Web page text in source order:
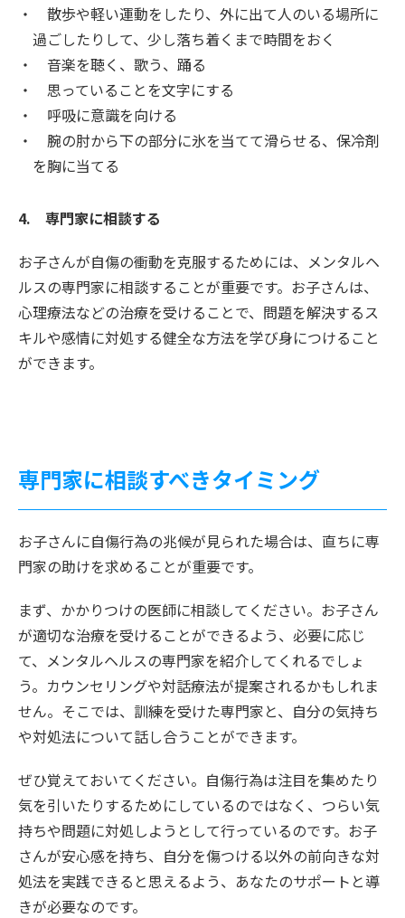
散歩や軽い運動をしたり、外に出て人のいる場所に
過ごしたりして、少し落ち着くまで時間をおく
音楽を聴く、歌う、踊る
思っていることを文字にする
呼吸に意識を向ける
腕の肘から下の部分に氷を当てて滑らせる、保冷剤
を胸に当てる
4. 専門家に相談する
お子さんが自傷の衝動を克服するためには、メンタルヘ
ルスの専門家に相談することが重要です。お子さんは、
心理療法などの治療を受けることで、問題を解決するス
キルや感情に対処する健全な方法を学び身につけること
ができます。
専門家に相談すべきタイミング
お子さんに自傷行為の兆候が見られた場合は、直ちに専
門家の助けを求めることが重要です。
まず、かかりつけの医師に相談してください。お子さん
が適切な治療を受けることができるよう、必要に応じ
て、メンタルヘルスの専門家を紹介してくれるでしょ
う。カウンセリングや対話療法が提案されるかもしれま
せん。そこでは、訓練を受けた専門家と、自分の気持ち
や対処法について話し合うことができます。
ぜひ覚えておいてください。自傷行為は注目を集めたり
気を引いたりするためにしているのではなく、つらい気
持ちや問題に対処しようとして行っているのです。お子
さんが安心感を持ち、自分を傷つける以外の前向きな対
処法を実践できると思えるよう、あなたのサポートと導
きが必要なのです。